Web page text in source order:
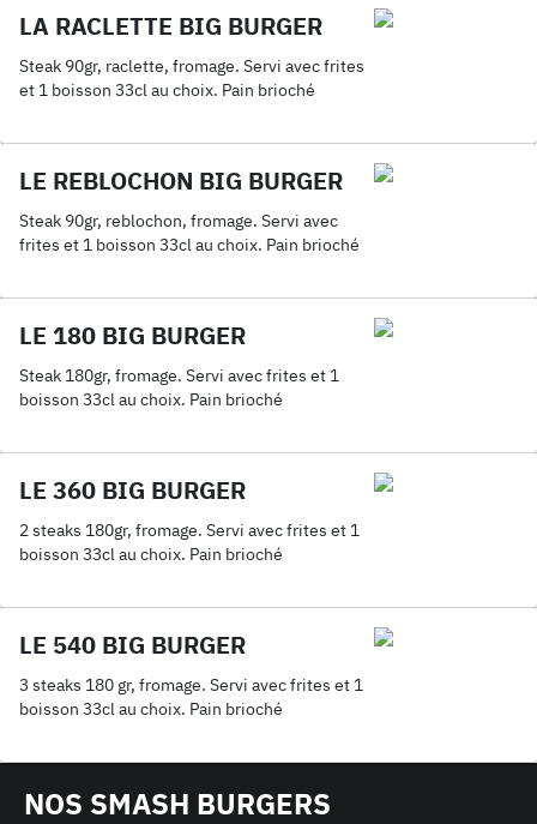
LA RACLETTE BIG BURGER
Steak 90gr, raclette, fromage. Servi avec frites
et 1 boisson 33cl au choix. Pain brioché
LE REBLOCHON BIG BURGER
Steak 90gr, reblochon, fromage. Servi avec
frites et 1 boisson 33cl au choix. Pain brioché
LE 180 BIG BURGER
Steak 180gr, fromage. Servi avec frites et 1
boisson 33cl au choix. Pain brioché
LE 360 BIG BURGER
2 steaks 180gr, fromage. Servi avec frites et 1
boisson 33cl au choix. Pain brioché
LE 540 BIG BURGER
3 steaks 180 gr, fromage. Servi avec frites et 1
boisson 33cl au choix. Pain brioché
NOS SMASH BURGERS